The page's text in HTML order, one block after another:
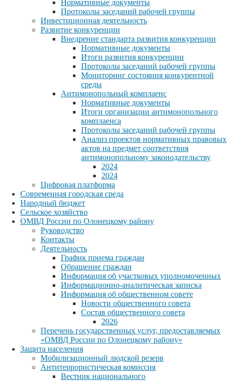
Нормативные документы
Протоколы заседаний рабочей группы
Инвестиционная деятельность
Развитие конкуренции
Внедрение стандарта развития конкуренции
Нормативные документы
Итоги развития конкуренции
Протоколы заседаний рабочей группы
Мониторинг состояния конкурентной
среды
Антимонопольный комплаенс
Нормативные документы
Итоги организации антимонопольного
комплаенса
Протоколы заседаний рабочей группы
Анализ проектов нормативных правовых
актов на предмет соответствия
антимонопольному законодательству
2024
2024
Цифровая платформа
Современная городская среда
Народный бюджет
Сельское хозяйство
ОМВД России по Олонецкому району
Руководство
Контакты
Деятельность
График приема граждан
Обращение граждан
Информация об участковых уполномоченных
Информационно-аналитическая записка
Информация об общественном совете
Новости общественного совета
Состав общественного совета
2026
Перечень государственных услуг, предоставляемых
«ОМВД России по Олонецкому району»
Защита населения
Мобилизационный людской резерв
Антитеррористическая комиссия
Вестник национального